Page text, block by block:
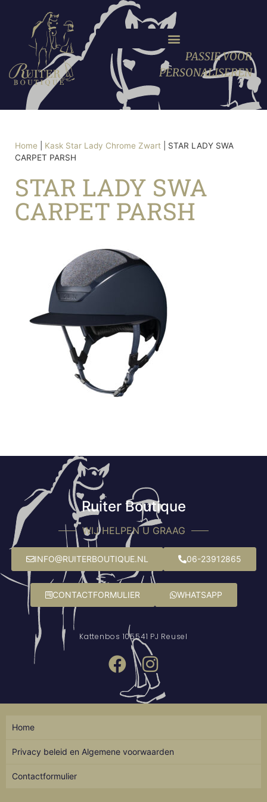
PASSIE VOOR
PERSONALISEREN
Home Kask Star Lady Chrome Zwart
STAR LADY SWA
CARPET PARSH
STAR LADY SWA
CARPET PARSH
Ruiter Boutique
WIJ HELPEN U GRAAG
INFO@RUITERBOUTIQUE.NL 06-23912865
CONTACTFORMULIER WHATSAPP
Kattenbos 105541 PJ Reusel
Home
Privacy beleid en Algemene voorwaarden
Contactformulier